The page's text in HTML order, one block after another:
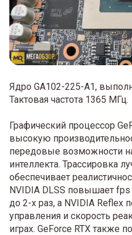
Ядро GA102-225-A1,
Тактовая частота 1365 МГц.
Графический процессор
высокую
передовые возможности
интеллекта. Трассировка
обеспечивает
NVIDIA DLSS повышает fps
до 2-х раз, а NVIDIA Reflex
управления и скорость
играх. GeForce RTX также